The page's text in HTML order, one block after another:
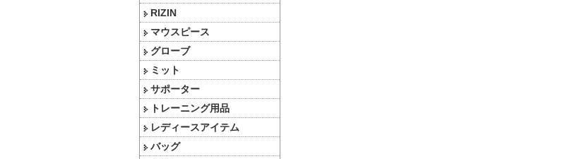
RIZIN
マウスピース
グローブ
ミット
サポーター
トレーニング用品
レディースアイテム
バッグ